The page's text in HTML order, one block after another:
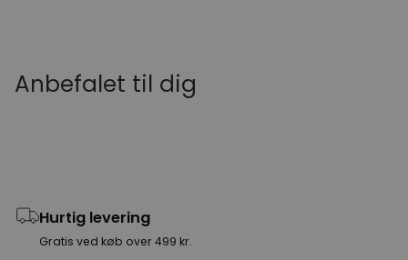
Anbefalet til dig
Hurtig levering
Gratis ved køb over 499 kr.